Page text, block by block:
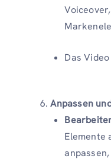
Das
Anpassen
Elemente